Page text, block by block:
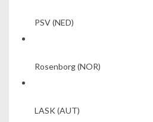
PSV(NED)
Rosenborg(NOR)
LASK (AUT)